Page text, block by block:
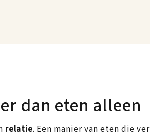
dan eten alleen
relatie. Een manier van eten die